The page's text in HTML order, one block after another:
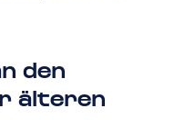
den
älteren